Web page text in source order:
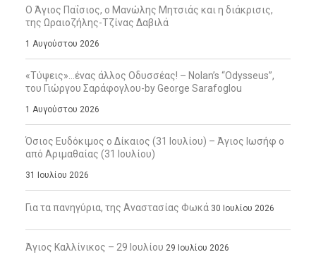
Ο Άγιος Παΐσιος, ο Μανώλης Μητσιάς και η διάκρισις,
της Ωραιοζήλης-Τζίνας Δαβιλά
1 Αυγούστου 2026
«Τύψεις»…ένας άλλος Οδυσσέας! – Nolan’s “Odysseus”,
του Γιώργου Σαράφογλου-by George Sarafoglou
1 Αυγούστου 2026
Όσιος Ευδόκιμος ο Δίκαιος (31 Ιουλίου) – Άγιος Ιωσήφ ο
από Αριμαθαίας (31 Ιουλίου)
31 Ιουλίου 2026
Για τα πανηγύρια, της Αναστασίας Φωκά 30 Ιουλίου 2026
Άγιος Καλλίνικος – 29 Ιουλίου 29 Ιουλίου 2026